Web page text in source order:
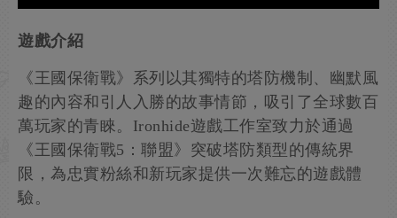
遊戲介紹
《王國保衛戰》系列以其獨特的塔防機制、幽默風
趣的內容和引人入勝的故事情節，吸引了全球數百
萬玩家的青睞。Ironhide遊戲工作室致力於通過
《王國保衛戰5：聯盟》突破塔防類型的傳統界
限，為忠實粉絲和新玩家提供一次難忘的遊戲體
驗。